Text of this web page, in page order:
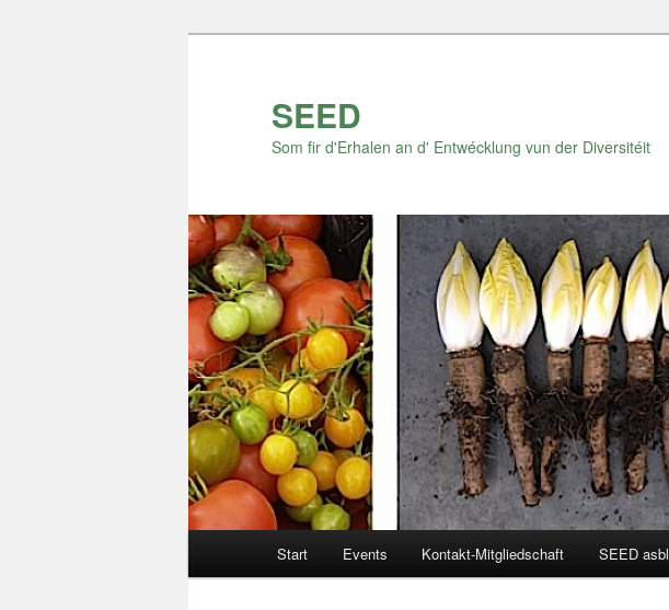
SEED
Som fir d'Erhalen an d' Entwécklung vun der Diversitéit
Start Events Kontakt-Mitgliedschaft SEED asbl